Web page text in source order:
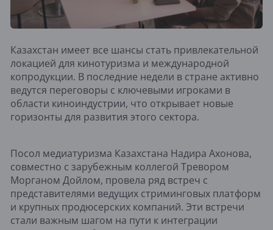
Казахстан имеет все шансы стать привлекательной
локацией для кинотуризма и международной
копродукции. В последние недели в стране активно
ведутся переговоры с ключевыми игроками в
области киноиндустрии, что открывает новые
горизонты для развития этого сектора.
Посол медиатуризма Казахстана Надира Ахонова,
совместно с зарубежным коллегой Тревором
Морганом Дойлом, провела ряд встреч с
представителями ведущих стриминговых платформ
и крупных продюсерских компаний. Эти встречи
стали важным шагом на пути к интеграции